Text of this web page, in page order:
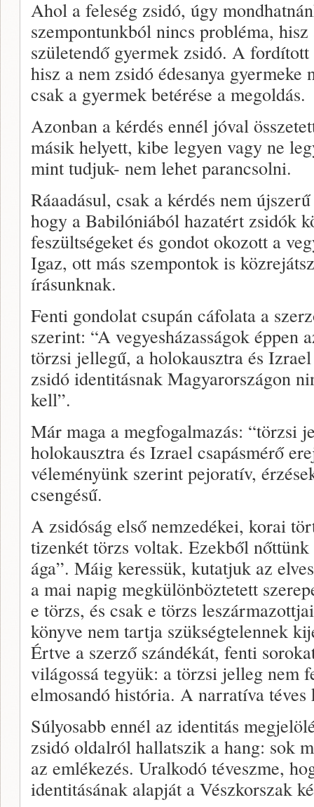
Ahol a feleség zsidó, úgy
szempontunkból nincs probléma,
születendő gyermek zsidó. A
hisz a nem zsidó édesanya
csak a gyermek betérése a megoldás.
Azonban a kérdés ennél jóval
másik helyett, kibe legyen vagy ne
mint tudjuk- nem lehet parancsolni.
Ráaadásul, csak a kérdés nem
hogy a Babilóniából hazatért zsidók
feszültségeket és gondot okozott a
Igaz, ott más szempontok is
írásunknak.
Fenti gondolat csupán cáfolata a
szerint: “A vegyesházasságok éppen
törzsi jellegű, a holokausztra és
zsidó identitásnak Magyarországon
kell”.
Már maga a megfogalmazás: “törzsi
holokausztra és Izrael csapásmérő
véleményünk szerint pejoratív,
csengésű.
A zsidóság első nemzedékei, korai
tizenkét törzs voltak. Ezekből
ága”. Máig keressük, kutatjuk az
a mai napig megkülönböztetett
e törzs, és csak e törzs
könyve nem tartja szükségtelennek
Értve a szerző szándékát, fenti
világossá tegyük: a törzsi jelleg nem
elmosandó história. A narratíva téves
Súlyosabb ennél az identitás
zsidó oldalról hallatszik a hang: sok
az emlékezés. Uralkodó téveszme,
identitásának alapját a Vészkorszak